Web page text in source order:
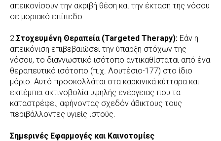
απεικονίσουν την ακριβή θέση και την έκταση της νόσου
σε μοριακό επίπεδο.
2.Στοχευμένη Θεραπεία (Targeted Therapy): Εάν η
απεικόνιση επιβεβαιώσει την ύπαρξη στόχων της
νόσου, το διαγνωστικό ισότοπο αντικαθίσταται από ένα
θεραπευτικό ισότοπο (π.χ. Λουτέσιο-177) στο ίδιο
μόριο. Αυτό προσκολλάται στα καρκινικά κύτταρα και
εκπέμπει ακτινοβολία υψηλής ενέργειας που τα
καταστρέφει, αφήνοντας σχεδόν άθικτους τους
περιβάλλοντες υγιείς ιστούς.
Σημερινές Εφαρμογές και Καινοτομίες